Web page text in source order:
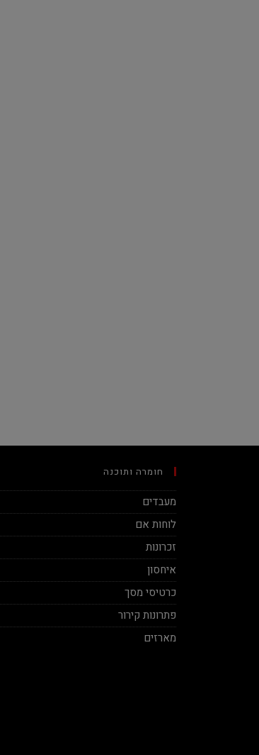
חומרה ותוכנה
מעבדים
לוחות אם
זכרונות
איחסון
כרטיסי מסך
פתרונות קירור
מארזים